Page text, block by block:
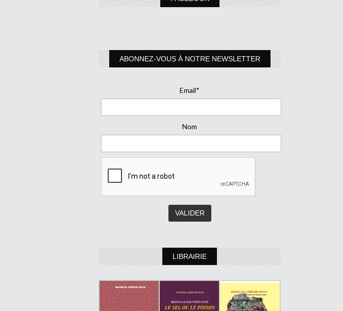
ABONNEZ-VOUS À NOTRE NEWSLETTER
Email*
Nom
LIBRAIRIE